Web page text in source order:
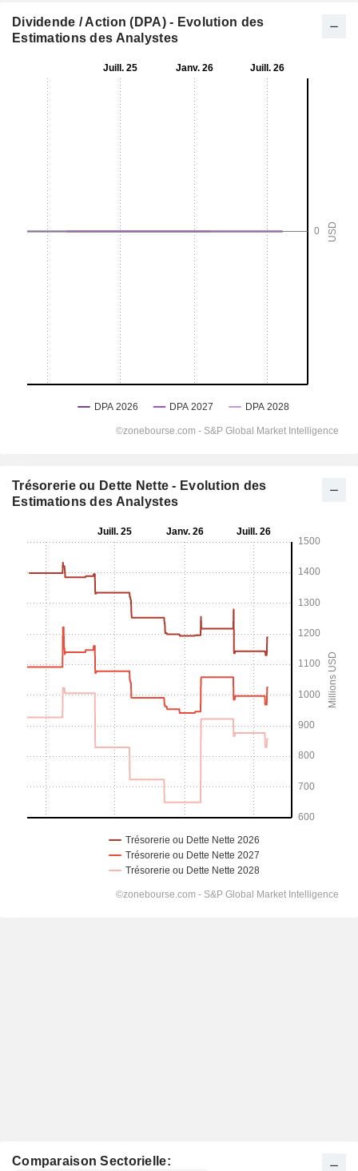
Dividende / Action (DPA) - Evolution des
Estimations des Analystes
Trésorerie ou Dette Nette - Evolution des
Estimations des Analystes
Comparaison Sectorielle: